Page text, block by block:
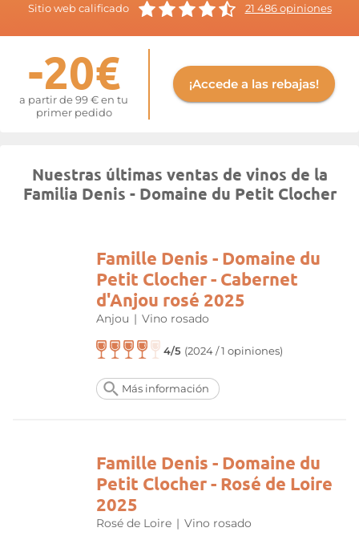
Sitio web calificado 21 486 opiniones
-20€
a partir de 99 € en tu
primer pedido
¡Accede a las rebajas!
Nuestras últimas ventas de vinos de la
Familia Denis - Domaine du Petit Clocher
Famille Denis - Domaine du
Petit Clocher - Cabernet
d'Anjou rosé 2025
Anjou | Vino rosado
4/5 (2024 / 1 opiniones)
Más información
Famille Denis - Domaine du
Petit Clocher - Rosé de Loire
2025
Rosé de Loire | Vino rosado